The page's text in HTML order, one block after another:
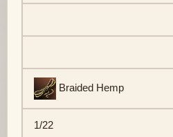
Braided Hemp
1/22